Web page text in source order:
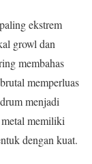
ekstrem
growl dan
membahas
memperluas
menjadi
memiliki
dengan kuat.